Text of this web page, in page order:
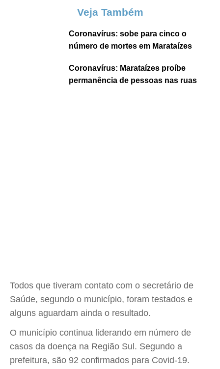
Veja Também
Coronavírus: sobe para cinco o
número de mortes em Marataízes
Coronavírus: Marataízes proíbe
permanência de pessoas nas ruas
Todos que tiveram contato com o secretário de
Saúde, segundo o município, foram testados e
alguns aguardam ainda o resultado.
O município continua liderando em número de
casos da doença na Região Sul. Segundo a
prefeitura, são 92 confirmados para Covid-19.